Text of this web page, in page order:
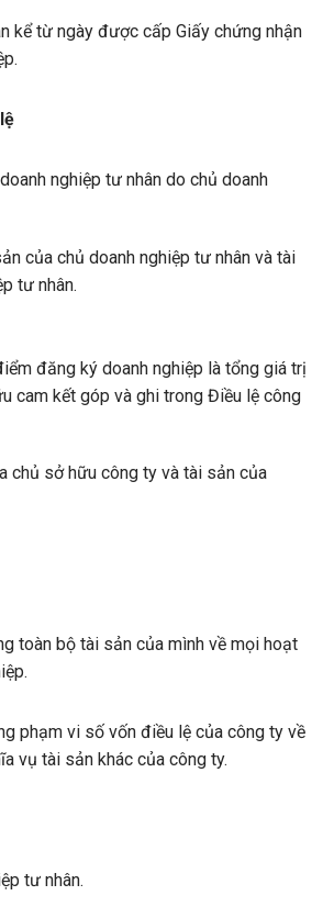
kể từ ngày được cấp Giấy chứng nhận
nghiệp tư nhân do chủ doanh
của chủ doanh nghiệp tư nhân và tài
tư nhân.
đăng ký doanh nghiệp là tổng giá trị
cam kết góp và ghi trong Điều lệ công
chủ sở hữu công ty và tài sản của
toàn bộ tài sản của mình về mọi hoạt
phạm vi số vốn điều lệ của công ty về
vụ tài sản khác của công ty.
tư nhân.